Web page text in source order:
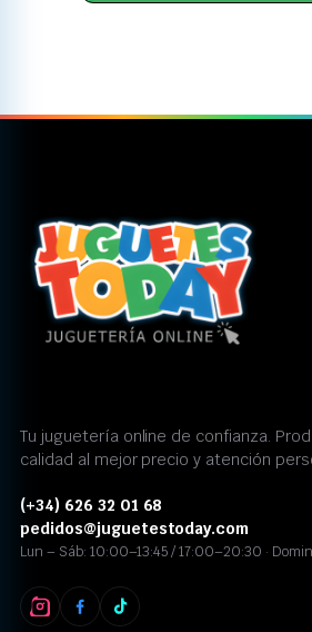
Tu juguetería online de confianza.
calidad al mejor precio y atención
(+34) 626 32 01 68
pedidos@juguetestoday.com
Lun – Sáb: 10:00–13:45 / 17:00–20:30 ·